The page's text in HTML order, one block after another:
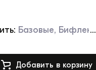
Базовые Бифлекс
Добавить в корзину